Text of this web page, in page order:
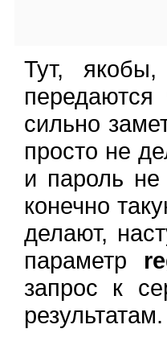
Тут,
сильно
просто не
и пароль не
конечно
делают,
параметр
запрос к
результатам.